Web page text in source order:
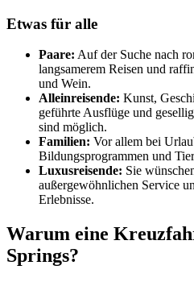
Etwas für alle
Paare: Auf der Suche nach
langsamerem Reisen und
und Wein.
Alleinreisende: Kunst,
geführte Ausflüge und
sind möglich.
Familien: Vor allem bei
Bildungsprogrammen und
Luxusreisende: Sie
außergewöhnlichen Service
Erlebnisse.
Warum eine
Springs?